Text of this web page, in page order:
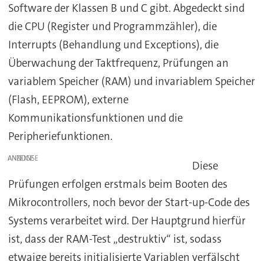
Software der Klassen B und C gibt. Abgedeckt sind
die CPU (Register und Programmzähler), die
Interrupts (Behandlung und Exceptions), die
Überwachung der Taktfrequenz, Prüfungen an
variablem Speicher (RAM) und invariablem Speicher
(Flash, EEPROM), externe
Kommunikationsfunktionen und die
Peripheriefunktionen.
ANZEIGE
Diese
Prüfungen erfolgen erstmals beim Booten des
Mikrocontrollers, noch bevor der Start-up-Code des
Systems verarbeitet wird. Der Hauptgrund hierfür
ist, dass der RAM-Test „destruktiv“ ist, sodass
etwaige bereits initialisierte Variablen verfälscht